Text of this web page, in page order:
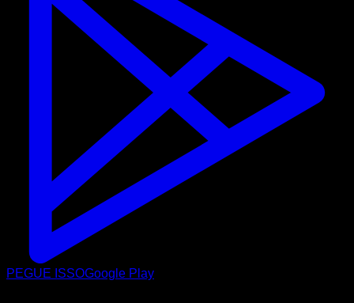
PEGUE ISSOGoogle Play